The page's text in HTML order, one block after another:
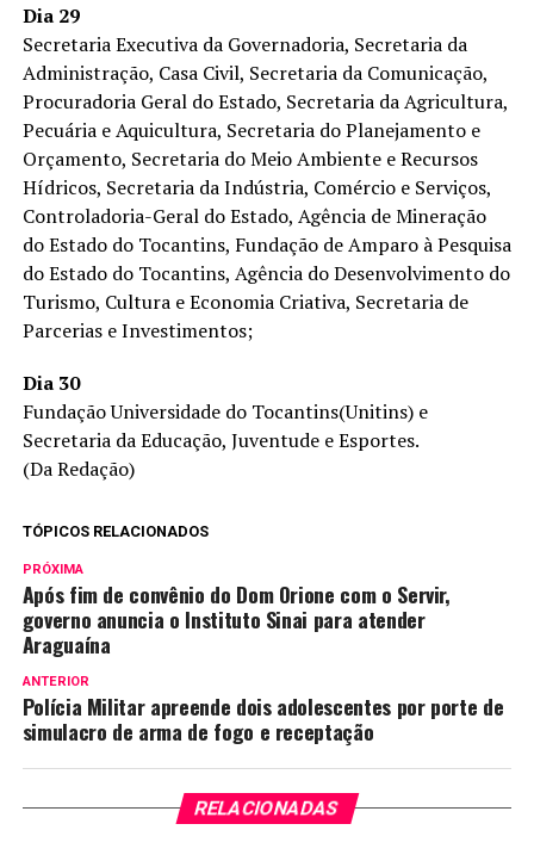
Dia 29
Secretaria Executiva da Governadoria, Secretaria da
Administração, Casa Civil, Secretaria da Comunicação,
Procuradoria Geral do Estado, Secretaria da Agricultura,
Pecuária e Aquicultura, Secretaria do Planejamento e
Orçamento, Secretaria do Meio Ambiente e Recursos
Hídricos, Secretaria da Indústria, Comércio e Serviços,
Controladoria-Geral do Estado, Agência de Mineração
do Estado do Tocantins, Fundação de Amparo à Pesquisa
do Estado do Tocantins, Agência do Desenvolvimento do
Turismo, Cultura e Economia Criativa, Secretaria de
Parcerias e Investimentos;
Dia 30
Fundação Universidade do Tocantins(Unitins) e
Secretaria da Educação, Juventude e Esportes.
(Da Redação)
TÓPICOS RELACIONADOS
PRÓXIMA
Após fim de convênio do Dom Orione com o Servir,
governo anuncia o Instituto Sinai para atender
Araguaína
ANTERIOR
Polícia Militar apreende dois adolescentes por porte de
simulacro de arma de fogo e receptação
RELACIONADAS